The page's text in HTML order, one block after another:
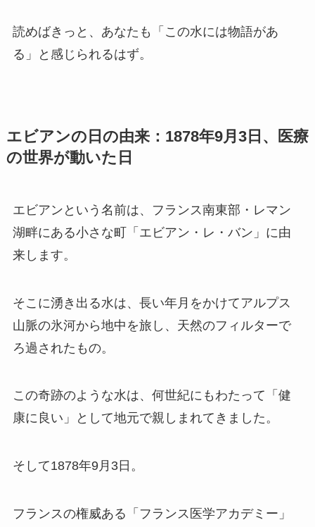
読めばきっと、あなたも「この水には物語があ
る」と感じられるはず。
エビアンの日の由来：1878年9月3日、医療
の世界が動いた日
エビアンという名前は、フランス南東部・レマン
湖畔にある小さな町「エビアン・レ・バン」に由
来します。
そこに湧き出る水は、長い年月をかけてアルプス
山脈の氷河から地中を旅し、天然のフィルターで
ろ過されたもの。
この奇跡のような水は、何世紀にもわたって「健
康に良い」として地元で親しまれてきました。
そして1878年9月3日。
フランスの権威ある「フランス医学アカデミー」